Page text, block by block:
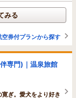
みる
空券付プランから探す
専門)｜温泉旅館
ぎ。愛犬をより好き